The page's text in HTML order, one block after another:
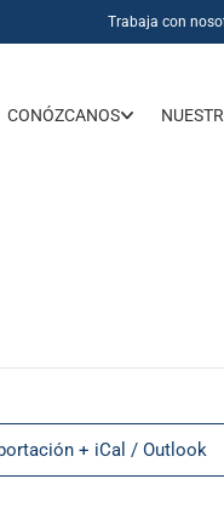
Trabaja con
CONÓZCANOS
+ iCal / Outlook